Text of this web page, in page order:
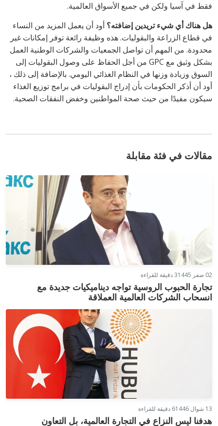
فقط في آسيا ولكن في جميع الأسواق العالمية.
هل هناك أي شيء تريدين إضافته؟ أود أن يعمل المزيد من النساء
في قطاع الزراعة والبقوليات. هذه وظيفة رائعة توفر إمكانات غير
محدودة. من المهم أن تواصل الجمعيات والشركات الوطنية العمل
بشكل وثيق مع GPC من أجل الحفاظ على وصول البقوليات إلى
السوق وزيادة وزنها في النظام الغذائي اليومي. بالإضافة إلى ذلك ،
أود أن أذكر الحكومات بأن إدراج البقوليات في برامج توزيع الغذاء
سيكون مفيدًا من حيث صحة المواطنين وخفض النفقات الصحية.
مقالات في فئة مقابلة
02 صفر 1445 3 دقيقة للقراءة
تجارة الحبوب الروسية تواجه ديناميكيات جديدة مع
انسحاب الشركات العالمية العملاقة
13 شوال 1446 6 دقيقة للقراءة
هدفنا ليس النزاع في التجارة العالمية، بل التعاون